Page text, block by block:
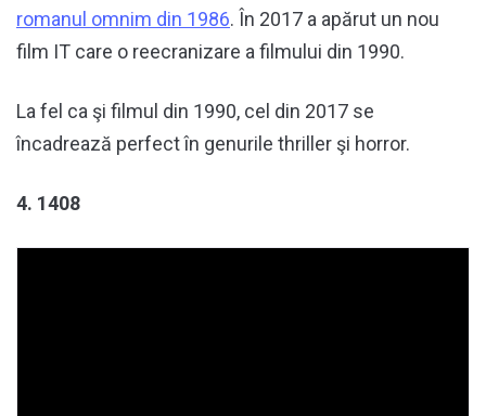
romanul omnim din 1986. În 2017 a apărut un nou
film IT care o reecranizare a filmului din 1990.
La fel ca şi filmul din 1990, cel din 2017 se
încadrează perfect în genurile thriller şi horror.
4. 1408